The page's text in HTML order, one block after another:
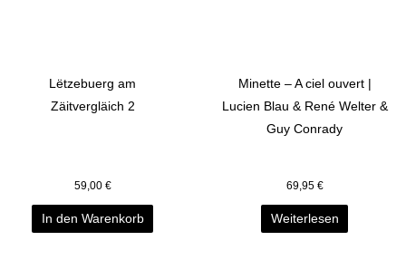
Lëtzebuerg am
Zäitvergläich 2
59,00 €
In den Warenkorb
Minette – A ciel ouvert |
Lucien Blau & René Welter &
Guy Conrady
69,95 €
Weiterlesen